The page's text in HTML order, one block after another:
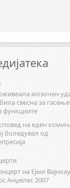
мозочен
свесна за
функциите
на еден
боледувал од
на Ејми
Анџелес 2007